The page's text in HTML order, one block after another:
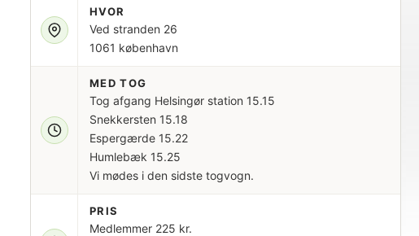
HVOR
Ved stranden 26
1061 københavn
MED TOG
Tog afgang Helsingør station 15.15
Snekkersten 15.18
Espergærde 15.22
Humlebæk 15.25
Vi mødes i den sidste togvogn.
PRIS
Medlemmer 225 kr.